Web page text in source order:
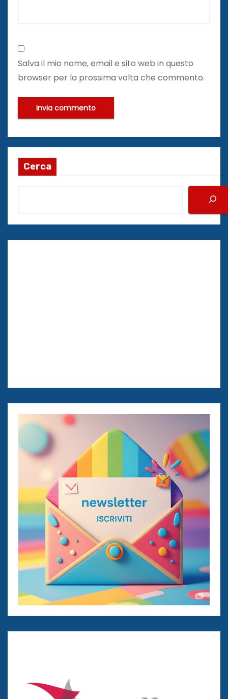
Salva il mio nome, email e sito web in questo
browser per la prossima volta che commento.
Cerca